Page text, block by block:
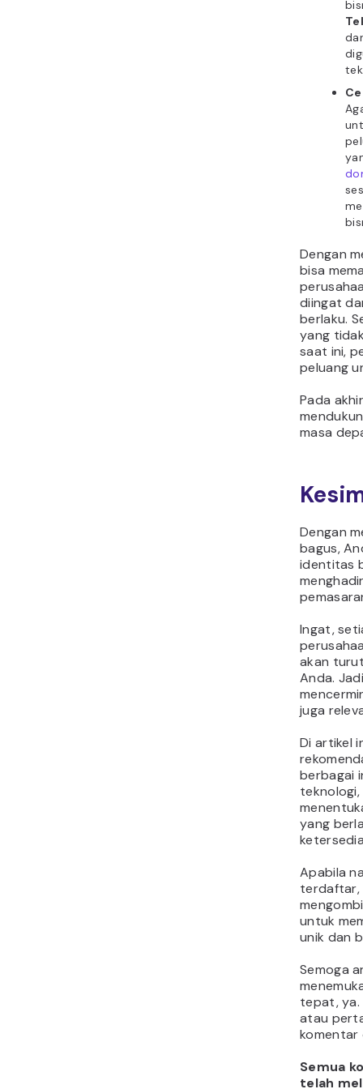
Dengan
bisa
diingat
berlaku.
yang
saat ini,
peluang
Pada
masa
Dengan
bagus,
identitas
Ingat,
akan
Anda.
juga
Di artikel
berbagai
teknologi,
yang
Apabila
terdaftar,
untuk
unik dan
Semoga
tepat, ya.
atau
komentar
Semua
telah